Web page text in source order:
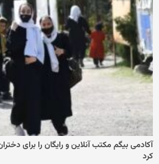
آکادمی بیگم مکتب آنلاین و رایگان را برای
کرد